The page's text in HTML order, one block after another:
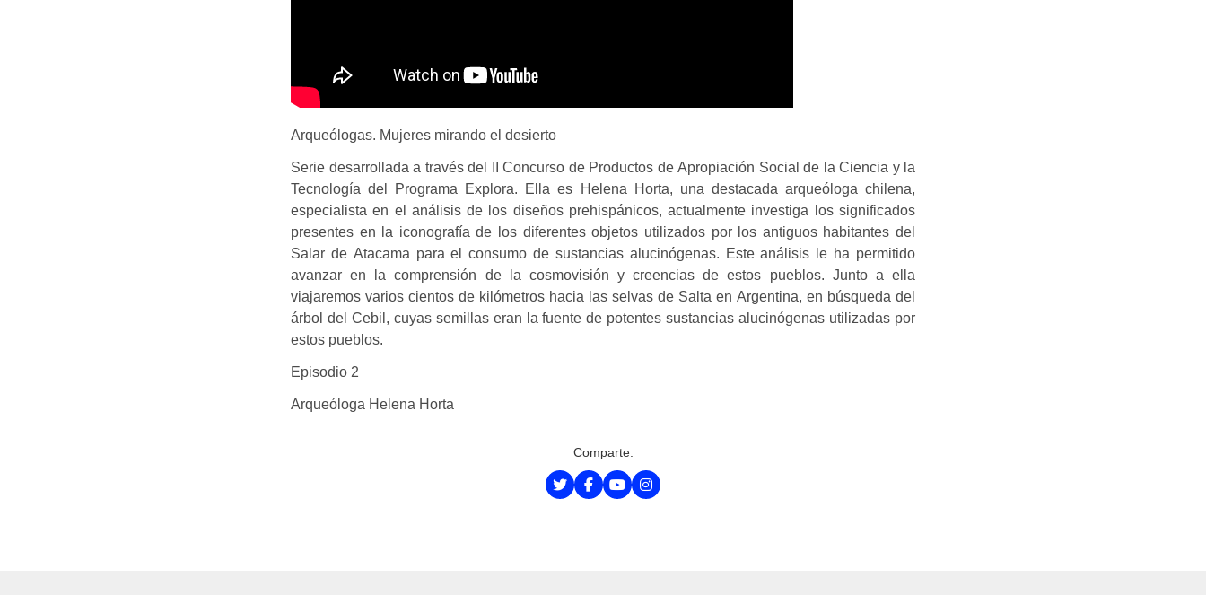
Arqueólogas. Mujeres mirando el desierto
Serie desarrollada a través del II Concurso de Productos de Apropiación Social de la Ciencia y la
Tecnología del Programa Explora. Ella es Helena Horta, una destacada arqueóloga chilena,
especialista en el análisis de los diseños prehispánicos, actualmente investiga los significados
presentes en la iconografía de los diferentes objetos utilizados por los antiguos habitantes del
Salar de Atacama para el consumo de sustancias alucinógenas. Este análisis le ha permitido
avanzar en la comprensión de la cosmovisión y creencias de estos pueblos. Junto a ella
viajaremos varios cientos de kilómetros hacia las selvas de Salta en Argentina, en búsqueda del
árbol del Cebil, cuyas semillas eran la fuente de potentes sustancias alucinógenas utilizadas por
estos pueblos.
Episodio 2
Arqueóloga Helena Horta
Comparte: